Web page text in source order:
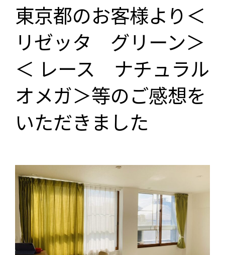
東京都のお客様より＜
リゼッタ グリーン＞
＜ レース ナチュラル
オメガ＞等のご感想を
いただきました